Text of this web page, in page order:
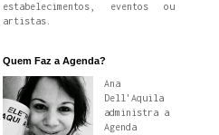
estabelecimentos, eventos ou
artistas.
Quem Faz a Agenda?
Ana
Dell'Aquila
administra a
Agenda